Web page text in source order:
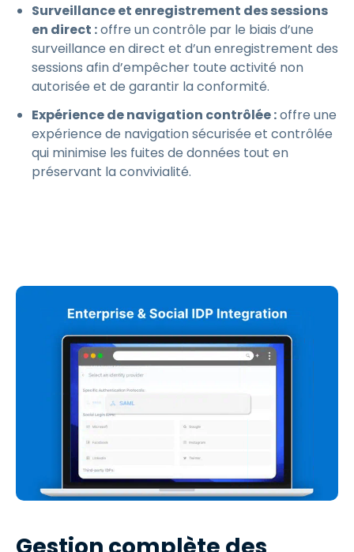
Surveillance et enregistrement des sessions
en direct :offre un contrôle par le biais d’une
surveillance en direct et d’un enregistrement des
sessions afin d’empêcher toute activité non
autorisée et de garantir la conformité.
Expérience de navigation contrôlée :offre une
expérience de navigation sécurisée et contrôlée
qui minimise les fuites de données tout en
préservant la convivialité.